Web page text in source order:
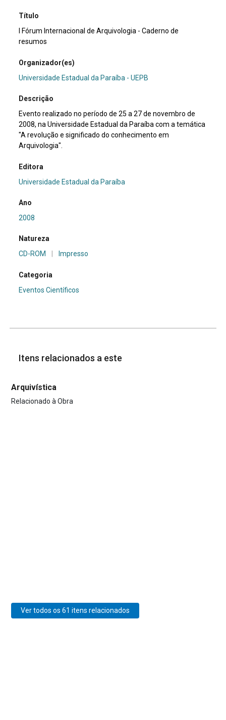
Título
I Fórum Internacional de Arquivologia - Caderno de
resumos
Organizador(es)
Universidade Estadual da Paraíba - UEPB
Descrição
Evento realizado no período de 25 a 27 de novembro de
2008, na Universidade Estadual da Paraíba com a temática
"A revolução e significado do conhecimento em
Arquivologia".
Editora
Universidade Estadual da Paraíba
Ano
2008
Natureza
CD-ROM
Impresso
Categoria
Eventos Científicos
Itens relacionados a este
Arquivística
Relacionado à Obra
Ver todos os 61 itens relacionados